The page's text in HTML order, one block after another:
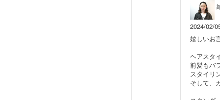
2024/02/
嬉しいお
ヘアスタ
前髪もバ
スタイリ
そして、